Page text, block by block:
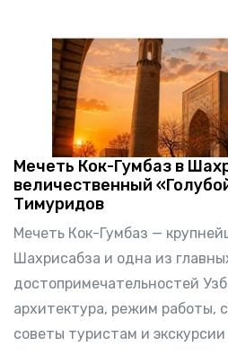
Мечеть Кок-Гумбаз в
величественный
Тимуридов
Мечеть Кок-Гумбаз —
Шахрисабза и одна из
достопримечательностей
архитектура, режим работы,
советы туристам и